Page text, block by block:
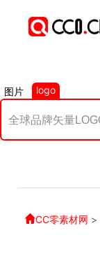
图片 logo
CC零素材网 >